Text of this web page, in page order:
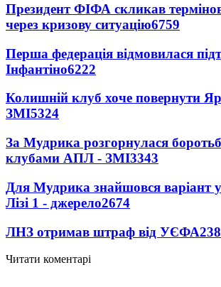
Президент ФІФА скликав
через кризову ситуацію6759
Перша федерація відмовилася
Інфантіно6222
Колишній клуб хоче повернути
ЗМІ5324
За Мудрика розгорнулася
клубами АПЛ - ЗМІ3343
Для Мудрика знайшовся варіант
Лізі 1 - джерело2674
ЛНЗ отримав штраф від УЄФА
Читати коментарі